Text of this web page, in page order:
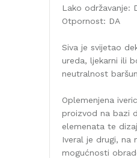
Lako održavanje:
Otpornost: DA
Siva je svijetao
ureda, ljekarni ili
neutralnost
Oplemenjena
proizvod na bazi
elemenata te
Iveral je drugi, na
mogućnosti